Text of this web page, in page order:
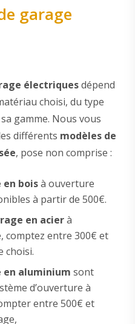
garage
électriquesdépend
choisi, du type
gamme. Nous vous
différents modèles de
, pose non comprise :
boisà ouverture
à partir de 500€.
en acierà
comptez entre 300€ et
choisi.
en aluminium sont
d’ouverture à
entre 500€ et